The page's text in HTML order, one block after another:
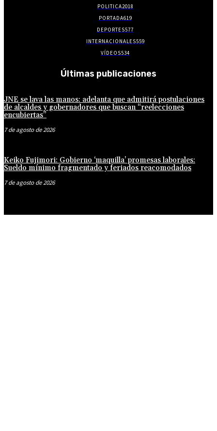
POLITICA2018
PORTADA619
DEPORTES577
INTERNACIONALES559
VÍDEOS534
Últimas publicaciones
JNE se lava las manos: adelanta que admitirá postulaciones
de alcaldes y gobernadores que buscan “reelecciones
encubiertas”
7 de agosto de 2026
Keiko Fujimori: Gobierno ‘maquilla’ promesas laborales:
Sueldo mínimo fragmentado y feriados reacomodados
7 de agosto de 2026